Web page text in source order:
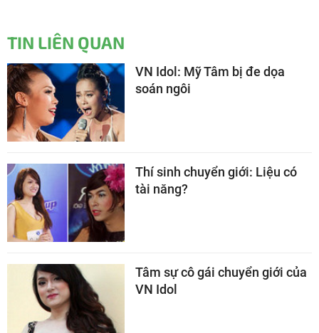
TIN LIÊN QUAN
VN Idol: Mỹ Tâm bị đe dọa
soán ngôi
Thí sinh chuyển giới: Liệu có
tài năng?
Tâm sự cô gái chuyển giới của
VN Idol